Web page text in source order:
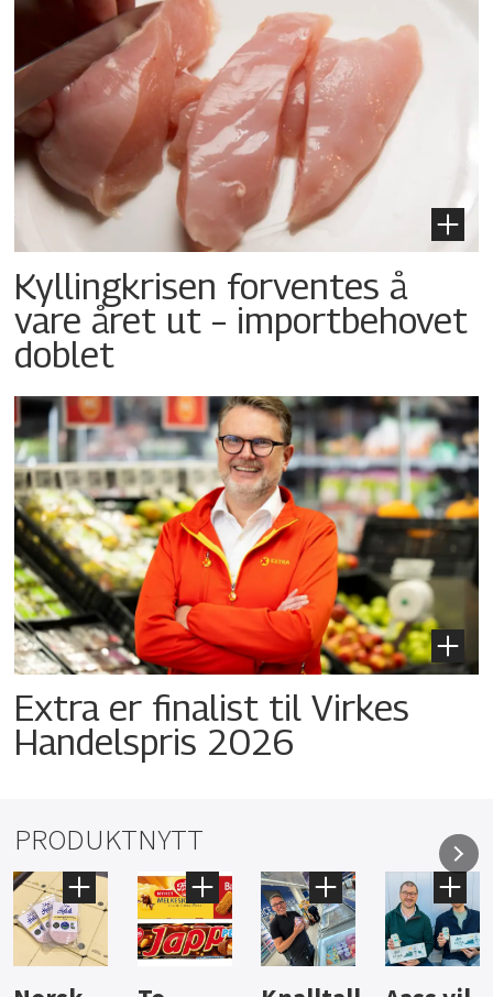
Kyllingkrisen forventes å
vare året ut – importbehovet
doblet
Extra er finalist til Virkes
Handelspris 2026
PRODUKTNYTT